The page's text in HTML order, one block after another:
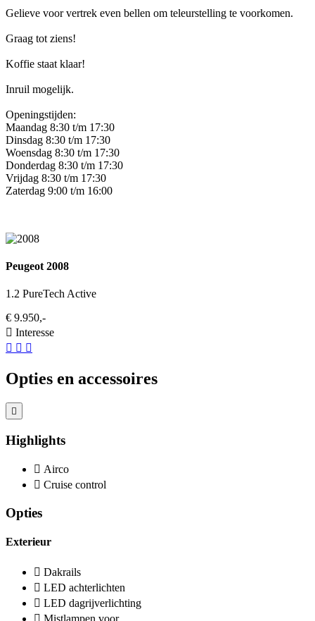
Gelieve voor vertrek even bellen om teleurstelling te voorkomen.
Graag tot ziens!
Koffie staat klaar!
Inruil mogelijk.
Openingstijden:
Maandag 8:30 t/m 17:30
Dinsdag 8:30 t/m 17:30
Woensdag 8:30 t/m 17:30
Donderdag 8:30 t/m 17:30
Vrijdag 8:30 t/m 17:30
Zaterdag 9:00 t/m 16:00
Peugeot 2008
1.2 PureTech Active
€ 9.950,-
Interesse
Opties en accessoires
Highlights
Airco
Cruise control
Opties
Exterieur
Dakrails
LED achterlichten
LED dagrijverlichting
Mistlampen voor